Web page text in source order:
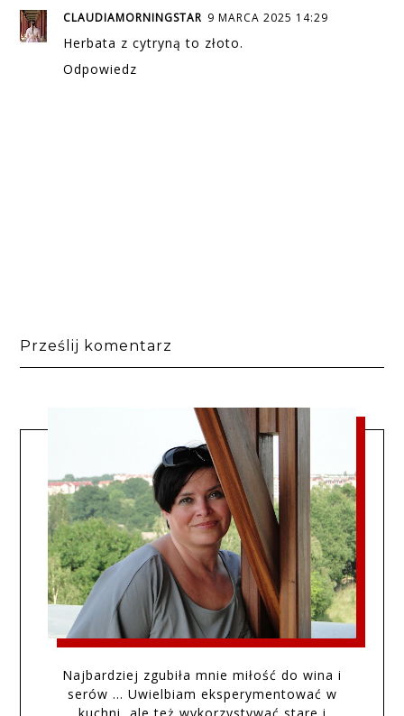
CLAUDIAMORNINGSTAR 9 MARCA 2025 14:29
Herbata z cytryną to złoto.
Odpowiedz
Prześlij komentarz
Najbardziej zgubiła mnie miłość do wina i
serów … Uwielbiam eksperymentować w